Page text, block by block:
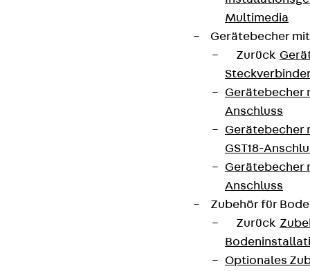
Multimedia
Gerätebecher
Zurück
Gerätebecher
Anschluss
Gerätebecher
GST18-
Gerätebecher
Anschluss
Zubehör für
Zurück
Optionales